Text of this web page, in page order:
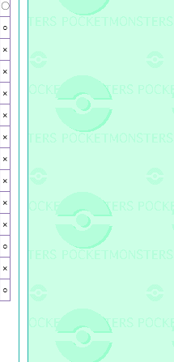
〇
○
×
×
×
×
×
×
×
×
×
○
×
○